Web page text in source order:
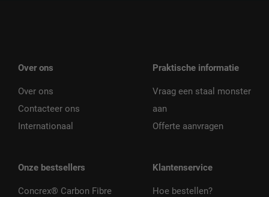
Over ons
Over ons
Contacteer ons
Internationaal
Onze bestsellers
Concrex® Carbon Fibre
Praktische informatie
Vraag een staal monster
aan
Offerte aanvragen
Klantenservice
Hoe bestellen?